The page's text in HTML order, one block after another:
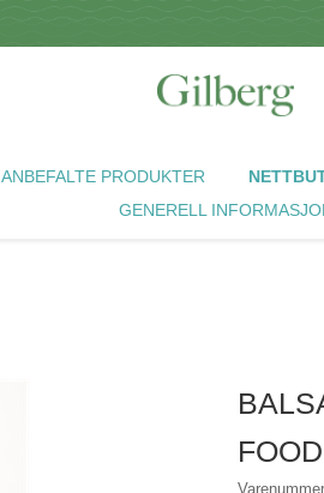
ANBEFALTE PRODUKTER
GENERELL